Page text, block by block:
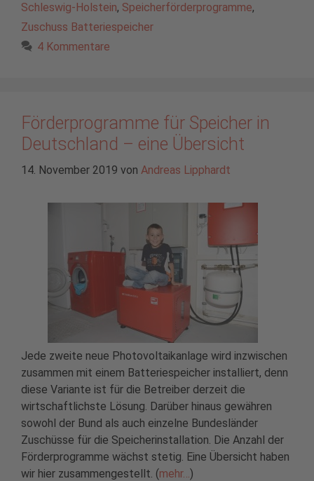
Schleswig-Holstein, Speicherförderprogramme,
Zuschuss Batteriespeicher
4 Kommentare
Förderprogramme für Speicher in
Deutschland – eine Übersicht
14. November 2019 von Andreas Lipphardt
Jede zweite neue Photovoltaikanlage wird inzwischen
zusammen mit einem Batteriespeicher installiert, denn
diese Variante ist für die Betreiber derzeit die
wirtschaftlichste Lösung. Darüber hinaus gewähren
sowohl der Bund als auch einzelne Bundesländer
Zuschüsse für die Speicherinstallation. Die Anzahl der
Förderprogramme wächst stetig. Eine Übersicht haben
wir hier zusammengestellt. (mehr… )